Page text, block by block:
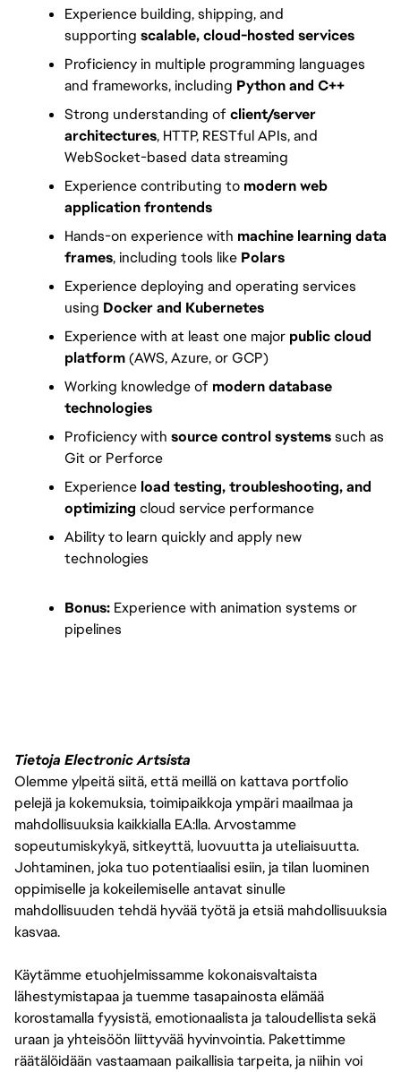
Experience building, shipping, and
supporting scalable, cloud-hosted services
Proficiency in multiple programming languages
and frameworks, including Python and C++
Strong understanding of client/server
architectures, HTTP, RESTful APIs, and
WebSocket-based data streaming
Experience contributing to modern web
application frontends
Hands-on experience with machine learning data
frames, including tools like Polars
Experience deploying and operating services
using Docker and Kubernetes
Experience with at least one major public cloud
platform (AWS, Azure, or GCP)
Working knowledge of modern database
technologies
Proficiency with source control systems such as
Git or Perforce
Experience load testing, troubleshooting, and
optimizing cloud service performance
Ability to learn quickly and apply new
technologies
Bonus: Experience with animation systems or
pipelines
Tietoja Electronic Artsista
Olemme ylpeitä siitä, että meillä on kattava portfolio
pelejä ja kokemuksia, toimipaikkoja ympäri maailmaa ja
mahdollisuuksia kaikkialla EA:lla. Arvostamme
sopeutumiskykyä, sitkeyttä, luovuutta ja uteliaisuutta.
Johtaminen, joka tuo potentiaalisi esiin, ja tilan luominen
oppimiselle ja kokeilemiselle antavat sinulle
mahdollisuuden tehdä hyvää työtä ja etsiä mahdollisuuksia
kasvaa.
Käytämme etuohjelmissamme kokonaisvaltaista
lähestymistapaa ja tuemme tasapainosta elämää
korostamalla fyysistä, emotionaalista ja taloudellista sekä
uraan ja yhteisöön liittyvää hyvinvointia. Pakettimme
räätälöidään vastaamaan paikallisia tarpeita, ja niihin voi